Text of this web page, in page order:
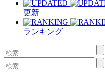
更新
ランキング